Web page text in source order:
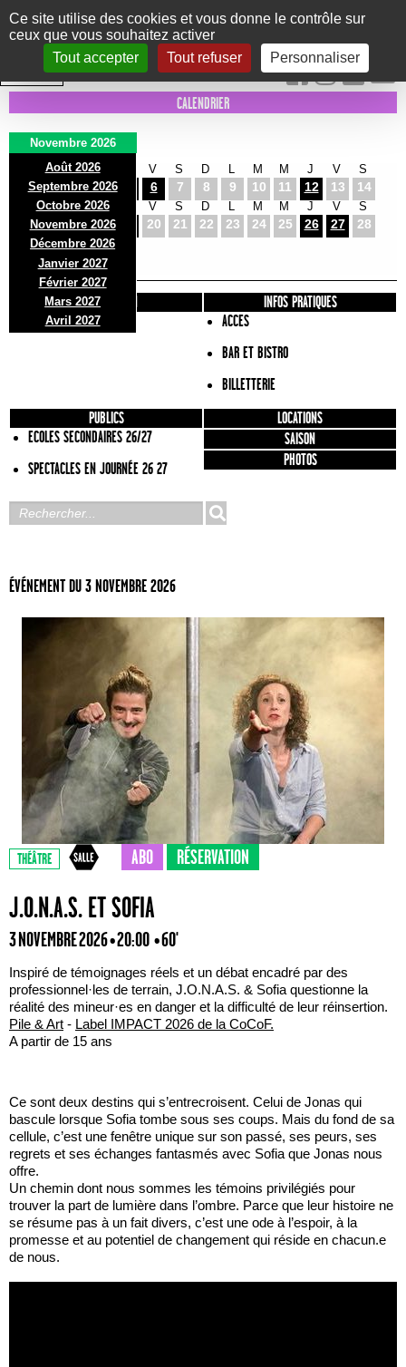
Panneau de gestion des cookies
Ce site utilise des cookies et vous donne le contrôle sur
ceux que vous souhaitez activer
Tout accepter
Tout refuser Personnaliser
Le Marni
CONCERTS DANSE/CIRQUE THÉÂTRE KIDS EXPOS EVENTS
INTRA MUROS
CALENDRIER
Novembre 2026
Août 2026
Septembre 2026
Octobre 2026
Novembre 2026
Décembre 2026
Janvier 2027
Février 2027
Mars 2027
Avril 2027
L
2
M
3
M
4
V
6
S
7
D
8 9
M
10
M
11
J
12
V
13
S
14
L
16
M
17
M
18
V
20
S
21
D
22 23
M
24
M
25
J
26
V
27
S
28
L
30
PRÉSENTATION
INFOS PRATIQUES
ACCES
BAR ET BISTRO
BILLETTERIE
PUBLICS
ECOLES SECONDAIRES 26/27
SPECTACLES EN JOURNÉE 26 27
LOCATIONS
SAISON
PHOTOS
ÉVÉNEMENT DU 3 NOVEMBRE 2026
THÉÂTRE ABO RÉSERVATION
J.O.N.A.S. ET SOFIA
3 NOVEMBRE 2026 • 20:00 • 60'
Inspiré de témoignages réels et un débat encadré par des
professionnel·les de terrain, J.O.N.A.S. & Sofia questionne la
réalité des mineur·es en danger et la difficulté de leur réinsertion.
Pile & Art - Label IMPACT 2026 de la CoCoF.
A partir de 15 ans
Ce sont deux destins qui s’entrecroisent. Celui de Jonas qui
bascule lorsque Sofia tombe sous ses coups. Mais du fond de sa
cellule, c’est une fenêtre unique sur son passé, ses peurs, ses
regrets et ses échanges fantasmés avec Sofia que Jonas nous
offre.
Un chemin dont nous sommes les témoins privilégiés pour
trouver la part de lumière dans l’ombre. Parce que leur histoire ne
se résume pas à un fait divers, c’est une ode à l’espoir, à la
promesse et au potentiel de changement qui réside en chacun.e
de nous.